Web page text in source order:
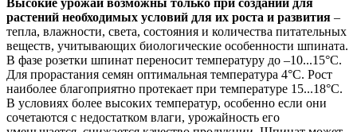
Высокие урожаи возможны только при создании для
растений необходимых условий для их роста и развития –
тепла, влажности, света, состояния и количества питательных
веществ, учитывающих биологические особенности шпината.
В фазе розетки шпинат переносит температуру до –10...15°C.
Для прорастания семян оптимальная температура 4°C. Рост
наиболее благоприятно протекает при температуре 15...18°C.
В условиях более высоких температур, особенно если они
сочетаются с недостатком влаги, урожайность его